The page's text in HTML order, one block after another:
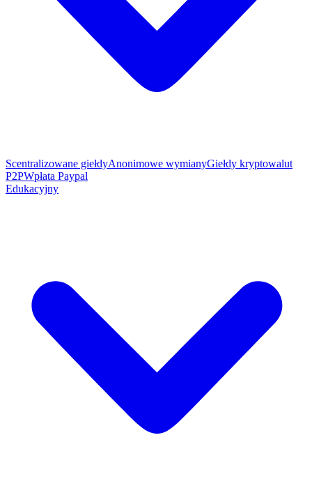
Scentralizowane giełdyAnonimowe wymianyGiełdy kryptowalut
P2PWpłata Paypal
Edukacyjny